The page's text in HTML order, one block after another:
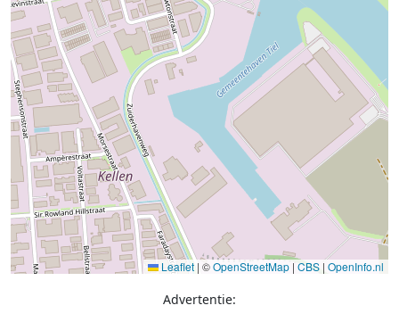
Leaflet | ©OpenStreetMap | CBS | OpenInfo.nl
Advertentie: